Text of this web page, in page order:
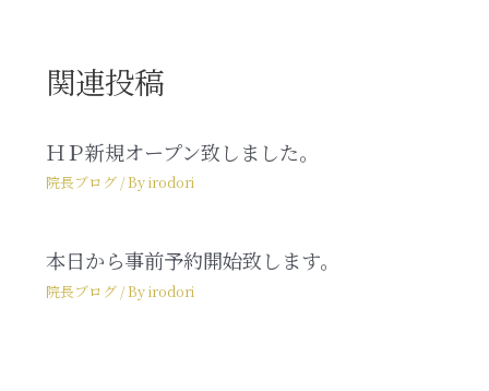
関連投稿
ＨＰ新規オープン致しました。
院長ブログ/ Byirodori
本日から事前予約開始致します。
院長ブログ/ Byirodori